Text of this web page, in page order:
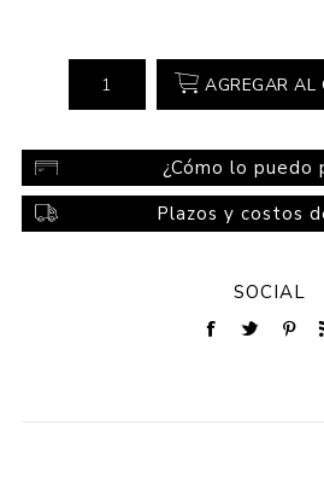
AGREGAR AL
¿Cómo lo puedo
Plazos y costos
SOCIAL